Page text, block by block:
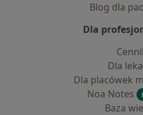
Blog dla
Dla
Dla
Dla placówek
Noa Notes
Baza